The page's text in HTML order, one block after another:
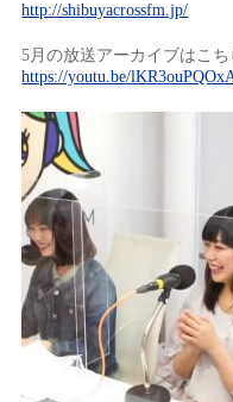
http://shibuyacrossfm.jp/
5月の放送アーカイブはこち
https://youtu.be/